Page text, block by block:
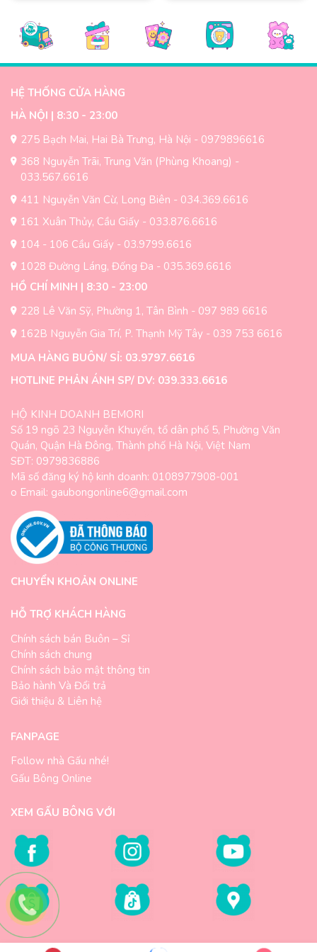
sản
phẩm
này
có
nhiều
thể.
Các
chọn
có
thể
chọn
trên
sản
phẩm
nhiều
chọn
chọn
HỆ THỐNG CỬA HÀNG
HÀ NỘI | 8:30 - 23:00
275 Bạch Mai, Hai Bà Trưng, Hà Nội - 0979896616
368 Nguyễn Trãi, Trung Văn (Phùng Khoang) -
033.567.6616
411 Nguyễn Văn Cừ, Long Biên - 034.369.6616
161 Xuân Thủy, Cầu Giấy - 033.876.6616
104 - 106 Cầu Giấy - 03.9799.6616
1028 Đường Láng, Đống Đa - 035.369.6616
HỒ CHÍ MINH | 8:30 - 23:00
228 Lê Văn Sỹ, Phường 1, Tân Bình - 097 989 6616
162B Nguyễn Gia Trí, P. Thạnh Mỹ Tây - 039 753 6616
MUA HÀNG BUÔN/ SỈ: 03.9797.6616
HOTLINE PHẢN ÁNH SP/ DV: 039.333.6616
HỘ KINH DOANH BEMORI
Số 19 ngõ 23 Nguyễn Khuyến, tổ dân phố 5, Phường Văn
Quán, Quận Hà Đông, Thành phố Hà Nội, Việt Nam
SĐT: 0979836886
Mã số đăng ký hộ kinh doanh: 0108977908-001
o Email: gaubongonline6@gmail.com
CHUYỂN KHOẢN ONLINE
HỖ TRỢ KHÁCH HÀNG
Chính sách bán Buôn – Sỉ
Chính sách chung
Chính sách bảo mật thông tin
Bảo hành Và Đổi trả
Giới thiệu & Liên hệ
FANPAGE
Follow nhà Gấu nhé!
Gấu Bông Online
XEM GẤU BÔNG VỚI